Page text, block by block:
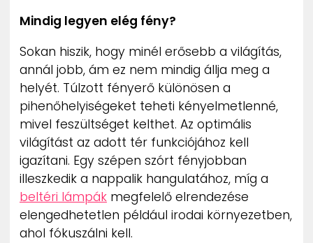
Mindig legyen elég fény?
Sokan hiszik, hogy minél erősebb a világítás,
annál jobb, ám ez nem mindig állja meg a
helyét. Túlzott fényerő különösen a
pihenőhelyiségeket teheti kényelmetlenné,
mivel feszültséget kelthet. Az optimális
világítást az adott tér funkciójához kell
igazítani. Egy szépen szórt fényjobban
illeszkedik a nappalik hangulatához, míg a
beltéri lámpák megfelelő elrendezése
elengedhetetlen például irodai környezetben,
ahol fókuszálni kell.